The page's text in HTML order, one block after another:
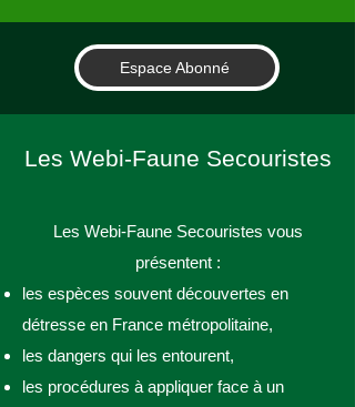
Espace Abonné
Les Webi-Faune Secouristes
Les Webi-Faune Secouristes vous
présentent :
les espèces souvent découvertes en
détresse en France métropolitaine,
les dangers qui les entourent,
les procédures à appliquer face à un